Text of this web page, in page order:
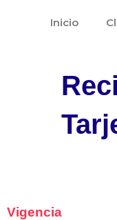
Inicio
Vigencia